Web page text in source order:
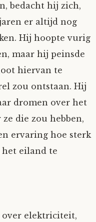
bedacht hij zich,
er altijd nog
Hij hoopte vurig
maar hij peinsde
hiervan te
zou ontstaan. Hij
dromen over het
die zou hebben,
ervaring hoe sterk
het eiland te
over elektriciteit,